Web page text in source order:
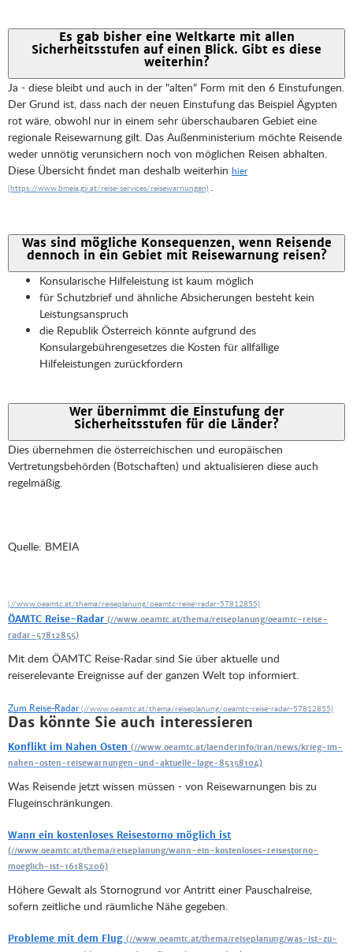
Es gab bisher eine Weltkarte mit allen
Sicherheitsstufen auf einen Blick. Gibt es diese
weiterhin?
Ja - diese bleibt und auch in der "alten" Form mit den 6 Einstufungen.
Der Grund ist, dass nach der neuen Einstufung das Beispiel Ägypten
rot wäre, obwohl nur in einem sehr überschaubaren Gebiet eine
regionale Reisewarnung gilt. Das Außenministerium möchte Reisende
weder unnötig verunsichern noch von möglichen Reisen abhalten.
Diese Übersicht findet man deshalb weiterhin hier
.
Was sind mögliche Konsequenzen, wenn Reisende
dennoch in ein Gebiet mit Reisewarnung reisen?
Konsularische Hilfeleistung ist kaum möglich
für Schutzbrief und ähnliche Absicherungen besteht kein
Leistungsanspruch
die Republik Österreich könnte aufgrund des
Konsulargebührengesetzes die Kosten für allfällige
Hilfeleistungen zurückfordern
Wer übernimmt die Einstufung der
Sicherheitsstufen für die Länder?
Dies übernehmen die österreichischen und europäischen
Vertretungsbehörden (Botschaften) und aktualisieren diese auch
regelmäßig.
Quelle: BMEIA
ÖAMTC Reise-Radar
Mit dem ÖAMTC Reise-Radar sind Sie über aktuelle und
reiserelevante Ereignisse auf der ganzen Welt top informiert.
Zum Reise-Radar
Das könnte Sie auch interessieren
Konflikt im Nahen Osten
Was Reisende jetzt wissen müssen - von Reisewarnungen bis zu
Flugeinschränkungen.
Wann ein kostenloses Reisestorno möglich ist
Höhere Gewalt als Stornogrund vor Antritt einer Pauschalreise,
sofern zeitliche und räumliche Nähe gegeben.
Probleme mit dem Flug